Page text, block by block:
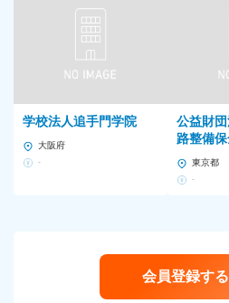
15：00 従業員の業務トレーニング
16：00 店内巡回と店内のクオリテ
▼
■平均残業時間
※試用期間3カ月あり（期間中の給与
学校法人追手門学院
大阪府
-
公益財
路整備
東京都
-
会員登録する